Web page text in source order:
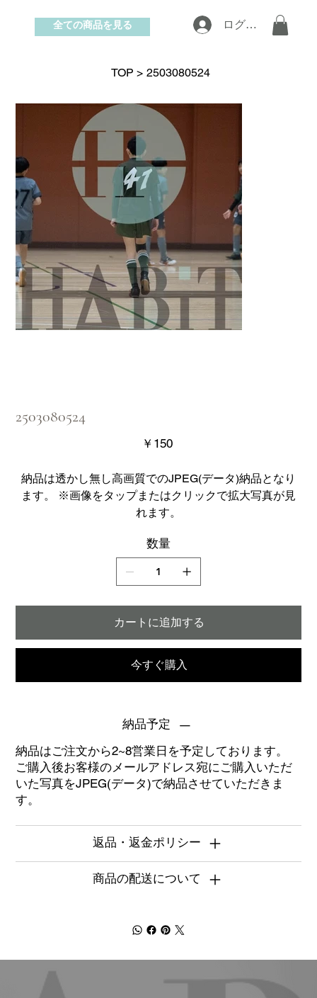
お問い合わせ
ログイン
全ての商品を見る
TOP > 2503080524
2503080524
価
格
￥150
納品は透かし無し高画質でのJPEG(データ)納品となり
ます。 ※画像をタップまたはクリックで拡大写真が見
れます。
数量
カートに追加する
今すぐ購入
納品予定
納品はご注文から2~8営業日を予定しております。
ご購入後お客様のメールアドレス宛にご購入いただ
いた写真をJPEG(データ)で納品させていただきま
す。
返品・返金ポリシー
商品の配送について